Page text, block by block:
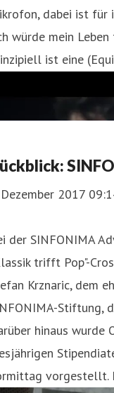
dabei ist für
würde mein
ist eine
2017
der SINFONIMA
trifft Pop"-
Krznaric, dem
Stiftung,
hinaus wurde
vorgestellt.